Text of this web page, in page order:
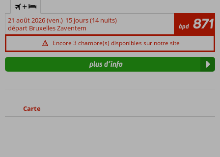
+
21 août 2026 (ven.) 15 jours (14 nuits)
départ Bruxelles Zaventem
àpd 871
Encore 3 chambre(s) disponibles sur notre site
plus d’info
Carte